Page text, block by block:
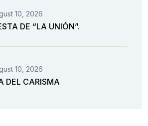
10, 2026
DE “LA UNIÓN”.
10, 2026
DEL CARISMA